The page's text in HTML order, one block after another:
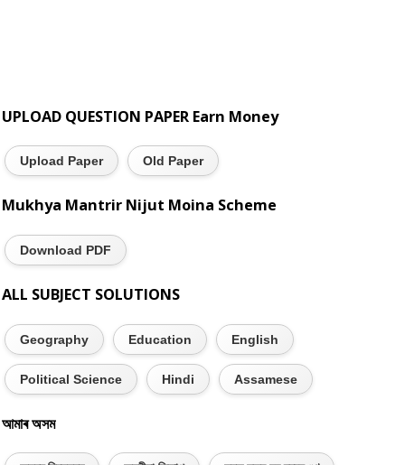
UPLOAD QUESTION PAPER Earn Money
Upload Paper Old Paper
Mukhya Mantrir Nijut Moina Scheme
Download PDF
ALL SUBJECT SOLUTIONS
Geography Education English
Political Science Hindi Assamese
আমাৰ অসম